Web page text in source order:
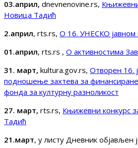
03.април, dnevnenovine.rs,
Новица Тадић
2.април, rts.rs, О 16. УНЕСКО јавном
01.април, rts.rs , О активностима
31. март, kultura.gov.rs, Отворен 16.
подношење захтева за
фонда за културну разноликост
27. март, rts.rs, Књижевни конкурс
Тадић
21.март, у листу Дневник објављен